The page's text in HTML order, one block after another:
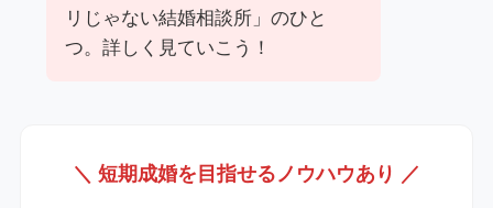
リじゃない結婚相談所」のひと
つ。詳しく見ていこう！
＼ 短期成婚を目指せるノウハウあり ／